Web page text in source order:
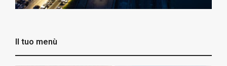
Il tuo menù